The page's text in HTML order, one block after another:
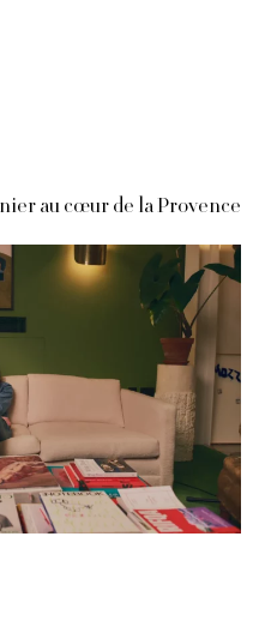
au cœur de la Provence